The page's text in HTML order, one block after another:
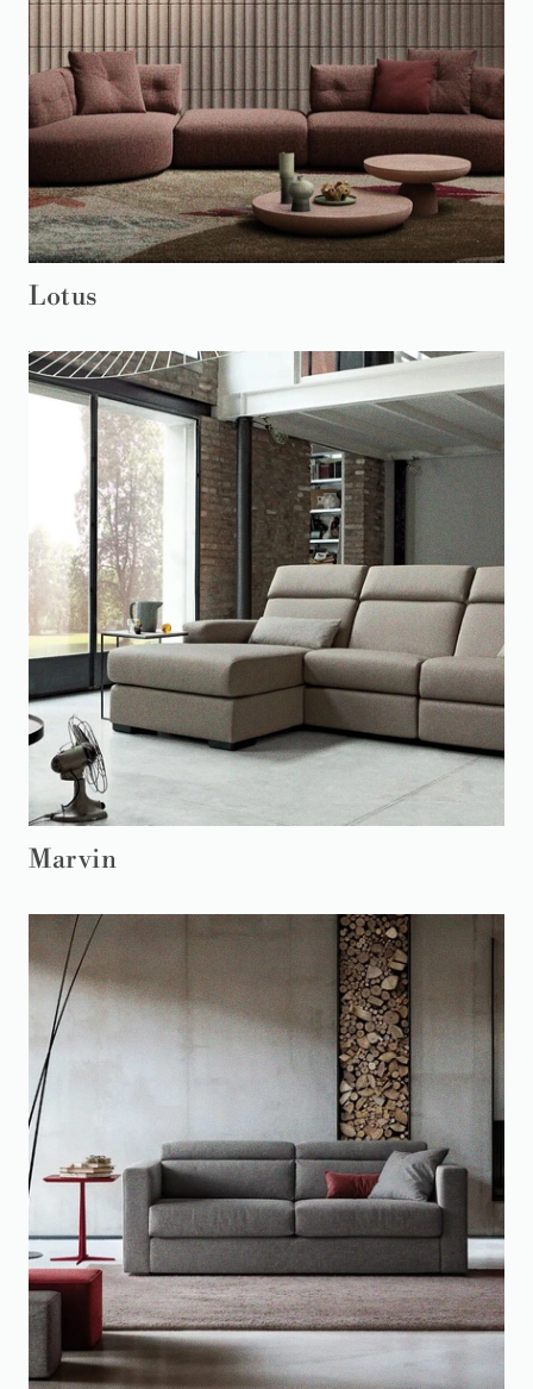
Lotus
Marvin